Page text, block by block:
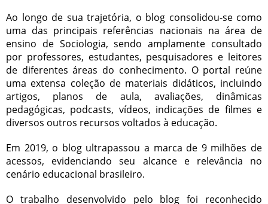
Ao longo de sua trajetória, o blog consolidou-se como
uma das principais referências nacionais na área de
ensino de Sociologia, sendo amplamente consultado
por professores, estudantes, pesquisadores e leitores
de diferentes áreas do conhecimento. O portal reúne
uma extensa coleção de materiais didáticos, incluindo
artigos, planos de aula, avaliações, dinâmicas
pedagógicas, podcasts, vídeos, indicações de filmes e
diversos outros recursos voltados à educação.
Em 2019, o blog ultrapassou a marca de 9 milhões de
acessos, evidenciando seu alcance e relevância no
cenário educacional brasileiro.
O trabalho desenvolvido pelo blog foi reconhecido